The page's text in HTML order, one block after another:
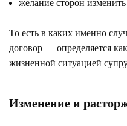
желание сторон
То есть в каких именно
договор — определяется
жизненной ситуацией
Изменение и